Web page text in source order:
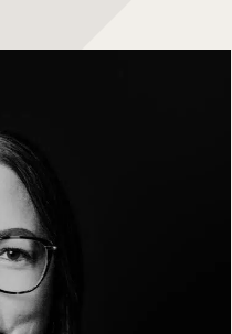
professionnel et
RBD Avocats offre tous les